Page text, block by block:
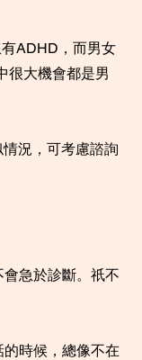
ADHD，而男女
很大機會都是男
況，可考慮諮詢
急於診斷。祇不
時候，總像不在